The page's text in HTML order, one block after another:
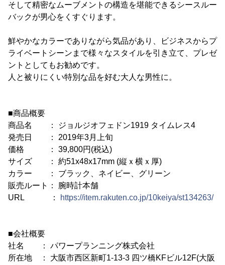
そして精密なムーブメントの構造を堪能できるシースルー
バックが男心をくすぐります。
鮮やかなカラーでありながら気品があり、ビジネスからプ
ライベートシーンまで様々なスタイルを引き立て、プレゼ
ントとしてもお勧めです。
人と被りにくい特別な品を好む大人な男性に。
■商品概要
商品名 ： ジョルジオフェドン1919 タイムレス4
発売日 ： 2019年3月上旬
価格 ： 39,800円(税込)
サイズ ： 約51x48x17mm (縦ｘ横ｘ厚)
カラー ： ブラック、ネイビー、グリーン
販売ルート： 腕時計本舗
URL ：
https://item.rakuten.co.jp/10keiya/st134263/
■会社概要
社名 ： パワープランニング株式会社
所在地 ： 大阪市西区新町1-13-3 四ツ橋KFビル12F(大阪